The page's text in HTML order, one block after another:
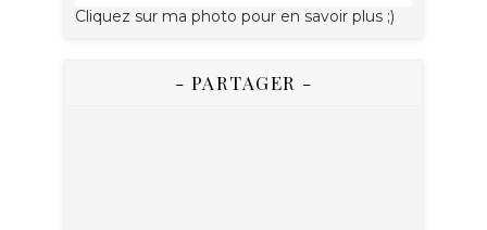
Cliquez sur ma photo pour en savoir plus ;)
- PARTAGER -